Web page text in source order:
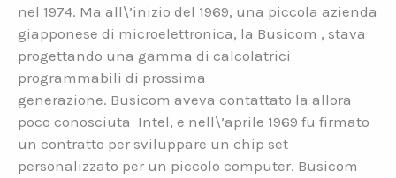
nel 1974. Ma all\’inizio del 1969, una piccola azienda
giapponese di microelettronica, la Busicom , stava
progettando una gamma di calcolatrici
programmabili di prossima
generazione. Busicom aveva contattato la allora
poco conosciuta Intel, e nell\’aprile 1969 fu firmato
un contratto per sviluppare un chip set
personalizzato per un piccolo computer. Busicom